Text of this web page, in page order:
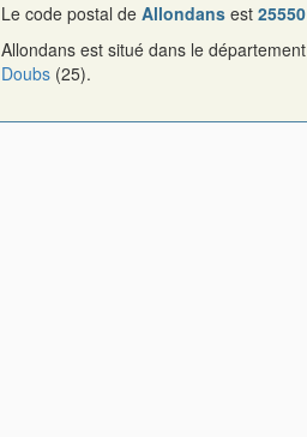
Le code postal de Allondans est 25550
Allondans est situé dans le département
Doubs (25).